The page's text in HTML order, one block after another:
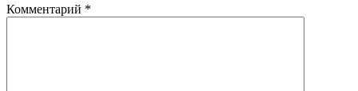
Комментарий *